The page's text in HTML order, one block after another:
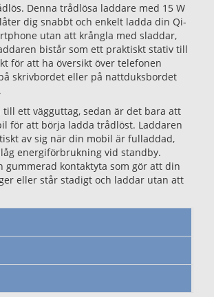
Denna trådlösa laddare med 15 W
dig snabbt och enkelt ladda din Qi-
utan att krångla med sladdar,
bistår som ett praktiskt stativ till
för att ha översikt över telefonen
skrivbordet eller på nattduksbordet
ett vägguttag, sedan är det bara att
för att börja ladda trådlöst. Laddaren
av sig när din mobil är fulladdad,
energiförbrukning vid standby.
gummerad kontaktyta som gör att din
eller står stadigt och laddar utan att